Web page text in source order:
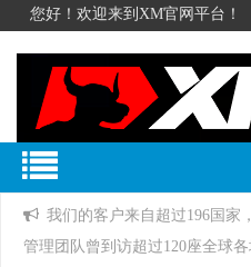
您好！欢迎来到XM官网平台！
我们的客户来自超过196国家
管理团队曾到访超过120座全球